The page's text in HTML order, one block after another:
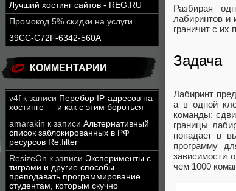
Лучший хостинг сайтов - REG.RU
Промокод 5% скидки на услуги
39CC-C72F-6342-560A
КОММЕНТАРИИ
v4f к записи Перебор IP-адресов на
хостинге — и как с этим бороться
amarakin к записи Альтернативный
список заблокированных в РФ
ресурсов Re:filter
ResizeOn к записи Эксперименты с
тиграми и другие способы
преподавать программирование
студентам, которым скучно
Разбирая
лабиринтов и
граничит с их
Задача
Лабиринт
а в одной
команды:
границы
попадает в
программу
зависимости
чем 1000